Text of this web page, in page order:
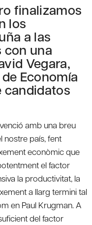
finalizamos
los
a las
con una
Vegara,
Economía
candidatos
amb una breu
nostre país, fent
econòmic que
el factor
la productivitat, la
a llarg termini tal
en Paul Krugman. A
del factor